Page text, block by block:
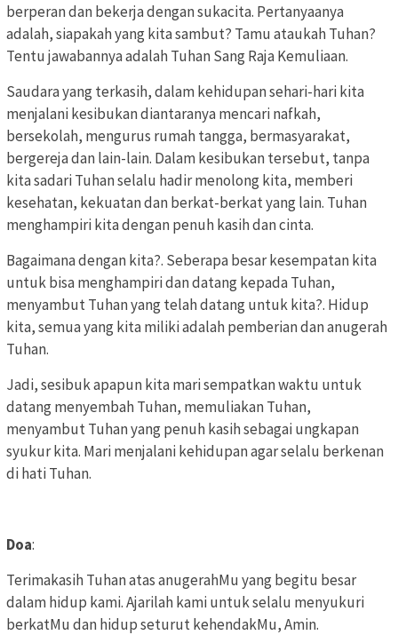
berperan dan bekerja dengan sukacita. Pertanyaanya
adalah, siapakah yang kita sambut? Tamu ataukah Tuhan?
Tentu jawabannya adalah Tuhan Sang Raja Kemuliaan.
Saudara yang terkasih, dalam kehidupan sehari-hari kita
menjalani kesibukan diantaranya mencari nafkah,
bersekolah, mengurus rumah tangga, bermasyarakat,
bergereja dan lain-lain. Dalam kesibukan tersebut, tanpa
kita sadari Tuhan selalu hadir menolong kita, memberi
kesehatan, kekuatan dan berkat-berkat yang lain. Tuhan
menghampiri kita dengan penuh kasih dan cinta.
Bagaimana dengan kita?. Seberapa besar kesempatan kita
untuk bisa menghampiri dan datang kepada Tuhan,
menyambut Tuhan yang telah datang untuk kita?. Hidup
kita, semua yang kita miliki adalah pemberian dan anugerah
Tuhan.
Jadi, sesibuk apapun kita mari sempatkan waktu untuk
datang menyembah Tuhan, memuliakan Tuhan,
menyambut Tuhan yang penuh kasih sebagai ungkapan
syukur kita. Mari menjalani kehidupan agar selalu berkenan
di hati Tuhan.
Doa:
Terimakasih Tuhan atas anugerahMu yang begitu besar
dalam hidup kami. Ajarilah kami untuk selalu menyukuri
berkatMu dan hidup seturut kehendakMu, Amin.